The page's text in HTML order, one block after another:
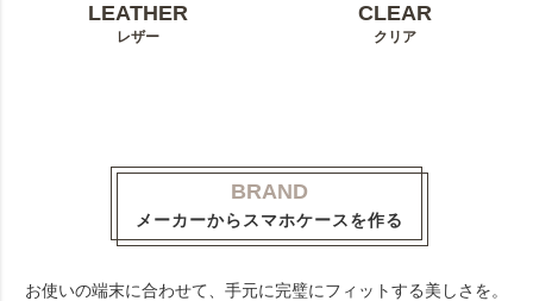
LEATHER
レザー
CLEAR
クリア
BRAND
メーカーからスマホケースを作る
お使いの端末に合わせて、手元に完璧にフィットする美しさを。